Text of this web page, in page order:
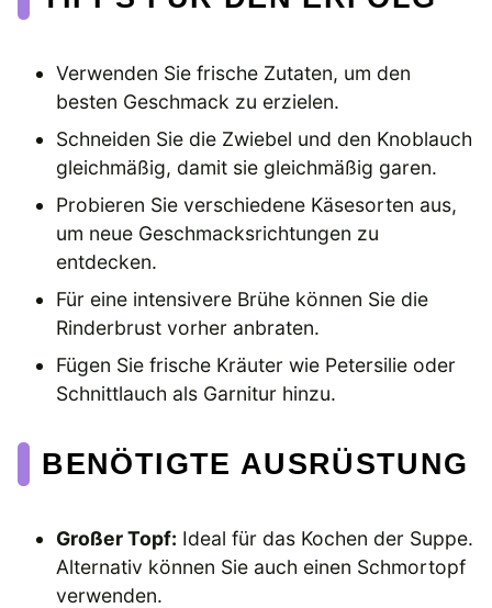
Verwenden Sie frische Zutaten, um den
besten Geschmack zu erzielen.
Schneiden Sie die Zwiebel und den Knoblauch
gleichmäßig, damit sie gleichmäßig garen.
Probieren Sie verschiedene Käsesorten aus,
um neue Geschmacksrichtungen zu
entdecken.
Für eine intensivere Brühe können Sie die
Rinderbrust vorher anbraten.
Fügen Sie frische Kräuter wie Petersilie oder
Schnittlauch als Garnitur hinzu.
BENÖTIGTE AUSRÜSTUNG
Großer Topf: Ideal für das Kochen der Suppe.
Alternativ können Sie auch einen Schmortopf
verwenden.